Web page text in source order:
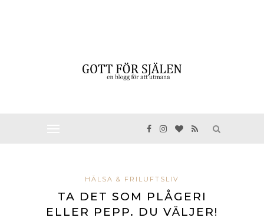
HÄLSA & FRILUFTSLIV
TA DET SOM PLÅGERI
ELLER PEPP. DU VÄLJER!